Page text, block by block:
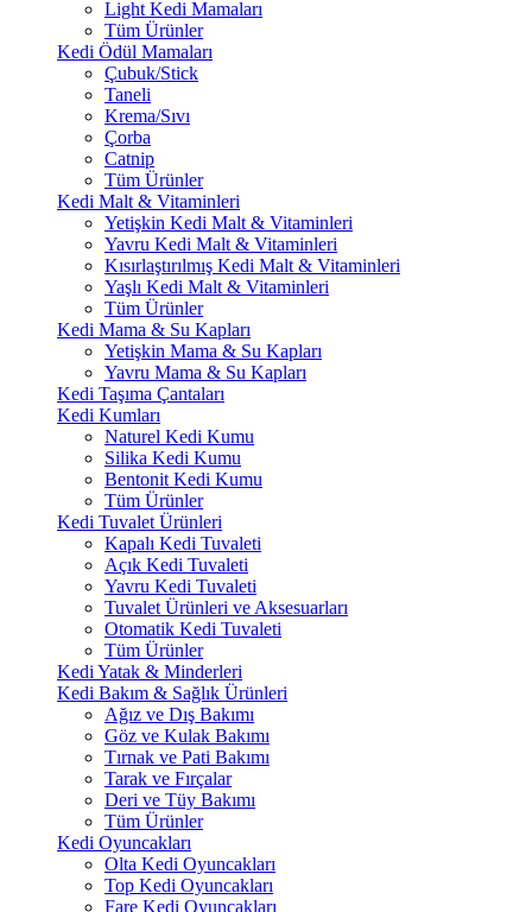
Light Kedi Mamaları
Tüm Ürünler
Kedi Ödül Mamaları
Çubuk/Stick
Taneli
Krema/Sıvı
Çorba
Catnip
Tüm Ürünler
Kedi Malt & Vitaminleri
Yetişkin Kedi Malt & Vitaminleri
Yavru Kedi Malt & Vitaminleri
Kısırlaştırılmış Kedi Malt & Vitaminleri
Yaşlı Kedi Malt & Vitaminleri
Tüm Ürünler
Kedi Mama & Su Kapları
Yetişkin Mama & Su Kapları
Yavru Mama & Su Kapları
Kedi Taşıma Çantaları
Kedi Kumları
Naturel Kedi Kumu
Silika Kedi Kumu
Bentonit Kedi Kumu
Tüm Ürünler
Kedi Tuvalet Ürünleri
Kapalı Kedi Tuvaleti
Açık Kedi Tuvaleti
Yavru Kedi Tuvaleti
Tuvalet Ürünleri ve Aksesuarları
Otomatik Kedi Tuvaleti
Tüm Ürünler
Kedi Yatak & Minderleri
Kedi Bakım & Sağlık Ürünleri
Ağız ve Dış Bakımı
Göz ve Kulak Bakımı
Tırnak ve Pati Bakımı
Tarak ve Fırçalar
Deri ve Tüy Bakımı
Tüm Ürünler
Kedi Oyuncakları
Olta Kedi Oyuncakları
Top Kedi Oyuncakları
Fare Kedi Oyuncakları